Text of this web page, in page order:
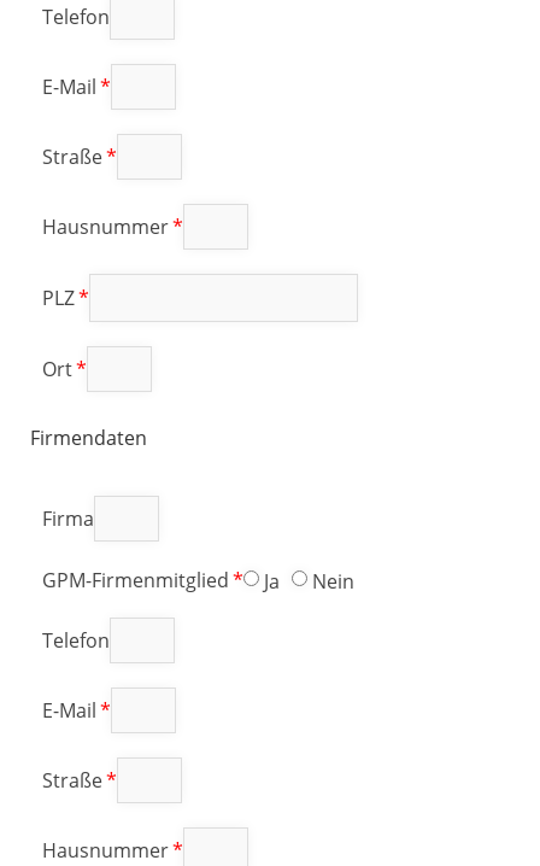
Telefon
E-Mail
Straße
Hausnummer
PLZ
Ort
Firmendaten
Firma
GPM-Firmenmitglied Ja Nein
Telefon
E-Mail
Straße
Hausnummer